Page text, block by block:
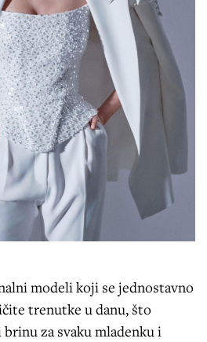
modeli koji se jednostavno
trenutke u danu, što
za svaku mladenku i